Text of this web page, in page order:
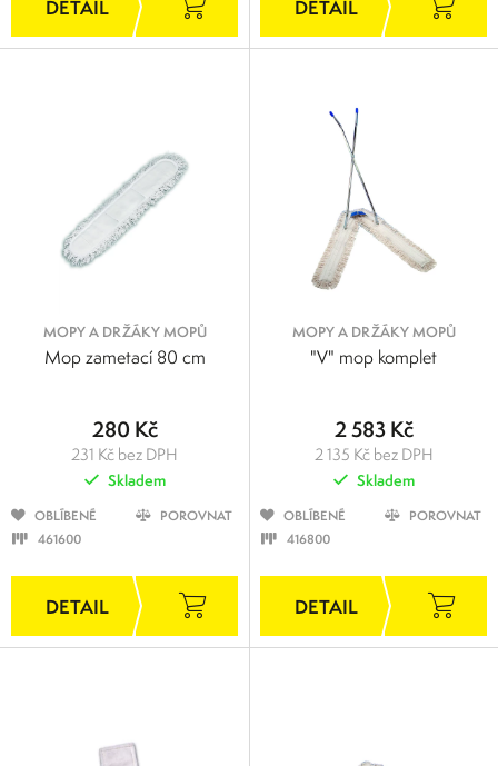
MOPY A DRŽÁKY MOPŮ
Mop zametací 80 cm
280 Kč
231 Kč bez DPH
Skladem
OBLÍBENÉ
POROVNAT
461600
MOPY A DRŽÁKY MOPŮ
"V" mop komplet
2 583 Kč
2 135 Kč bez DPH
Skladem
OBLÍBENÉ
POROVNAT
416800